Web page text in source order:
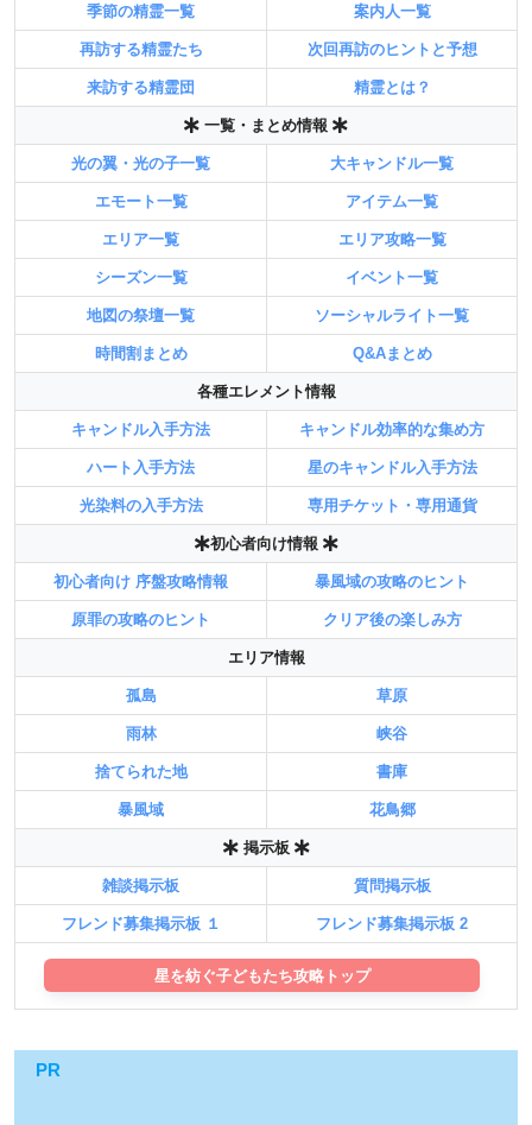
季節の精霊一覧 案内人一覧
再訪する精霊たち 次回再訪のヒントと予想
来訪する精霊団 精霊とは？
一覧・まとめ情報
光の翼・光の子一覧 大キャンドル一覧
エモート一覧 アイテム一覧
エリア一覧 エリア攻略一覧
シーズン一覧 イベント一覧
地図の祭壇一覧 ソーシャルライト一覧
時間割まとめ Q&Aまとめ
各種エレメント情報
キャンドル入手方法 キャンドル効率的な集め方
ハート入手方法 星のキャンドル入手方法
光染料の入手方法 専用チケット・専用通貨
初心者向け情報
初心者向け 序盤攻略情報 暴風域の攻略のヒント
原罪の攻略のヒント クリア後の楽しみ方
エリア情報
孤島 草原
雨林 峡谷
捨てられた地 書庫
暴風域 花鳥郷
掲示板
雑談掲示板 質問掲示板
フレンド募集掲示板 １ フレンド募集掲示板 2
星を紡ぐ子どもたち攻略トップ
PR